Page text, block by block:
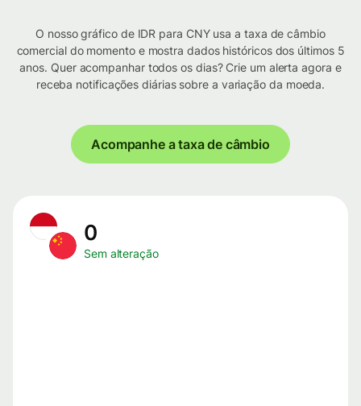
O nosso gráfico de IDR para CNY usa a taxa de câmbio
comercial do momento e mostra dados históricos dos últimos 5
anos. Quer acompanhar todos os dias? Crie um alerta agora e
receba notificações diárias sobre a variação da moeda.
Acompanhe a taxa de câmbio
0
Sem alteração